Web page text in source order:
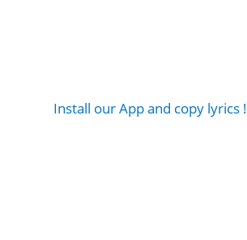
Install our App and copy lyrics !